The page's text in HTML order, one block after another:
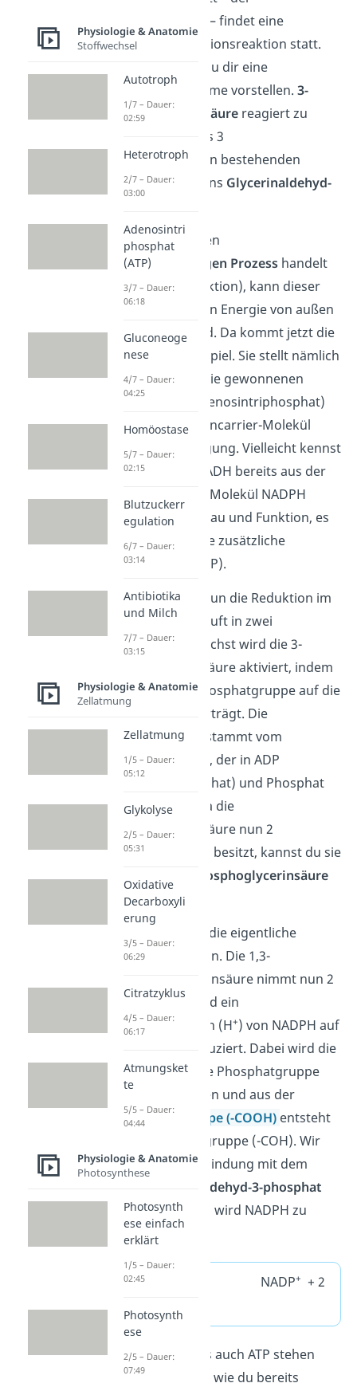
– findet eine
chemische Reduktionsreaktion statt.
Darunter kannst du dir eine
Elektronenaufnahme vorstellen. 3-
Phosphoglycerinsäure reagiert zu
einer ebenfalls aus 3
Kohlenstoffatomen bestehenden
Verbindung namens Glycerinaldehyd-
Da es sich um einen
energieaufwendigen Prozess handelt
(= endergone Reaktion), kann dieser
nur ablaufen, wenn Energie von außen
bereit gestellt wird. Da kommt jetzt die
Lichtreaktion ins Spiel. Sie stellt nämlich
die aus Lichtenergie gewonnenen
Substrate ATP (Adenosintriphosphat)
und das Elektronencarrier-Molekül
NADPH zur Verfügung. Vielleicht kennst
du das Molekül NADH bereits aus der
? Das Molekül NADPH
ähnelt ihm in Aufbau und Funktion, es
enthält jedoch eine zusätzliche
Phosphatgruppe (P).
Schauen wir uns nun die Reduktion im
Detail an: Sie verläuft in zwei
Teilschritten. Zunächst wird die 3-
Phosphoglycerinsäure aktiviert, indem
ein Enzym eine Phosphatgruppe auf die
Säuregruppe überträgt. Die
Phosphatgruppe stammt vom
Energieträger ATP, der in ADP
phosphat) und Phosphat
gespalten wird. Da die
Phosphoglycerinsäure nun 2
Phosphatgruppen besitzt, kannst du sie
jetzt als
1,3-Bisphosphoglycerinsäure
bezeichnen.
Daraufhin erfolgt die eigentliche
Reduktionsreaktion. Die 1,3-
Bisphosphoglycerinsäure nimmt nun 2
Elektronen (e–
) und ein
Wasserstoffproton (H+) von NADPH auf
– sie wird also reduziert. Dabei wird die
zuvor übertragene Phosphatgruppe
wieder abgespalten und aus der
Carbonsäuregruppe (-COOH) entsteht
nun eine Aldehydgruppe (-COH). Wir
erhalten eine Verbindung mit dem
Glycerinaldehyd-3-phosphat
(GAP). Gleichzeitig wird NADPH zu
NADP+oxidiert.
NADPH NADP+ + 2
Sowohl NADPH als auch ATP stehen
dem Calvin Zyklus, wie du bereits
Physiologie & Anatomie
Stoffwechsel
Autotroph
1/7 – Dauer:
02:59
Heterotroph
2/7 – Dauer:
03:00
Adenosintri
phosphat
(ATP)
3/7 – Dauer:
06:18
Gluconeoge
nese
4/7 – Dauer:
04:25
Homöostase
5/7 – Dauer:
02:15
Blutzuckerr
egulation
6/7 – Dauer:
03:14
Antibiotika
und Milch
7/7 – Dauer:
03:15
Physiologie & Anatomie
Zellatmung
Zellatmung
1/5 – Dauer:
05:12
Glykolyse
2/5 – Dauer:
05:31
Oxidative
Decarboxyli
erung
3/5 – Dauer:
06:29
Citratzyklus
4/5 – Dauer:
06:17
Atmungsket
te
5/5 – Dauer:
04:44
Physiologie & Anatomie
Photosynthese
Photosynth
ese einfach
erklärt
1/5 – Dauer:
02:45
Photosynth
ese
2/5 – Dauer:
07:49